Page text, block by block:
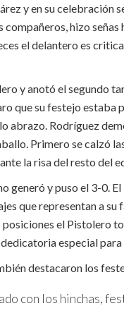
y en su celebración
hizo señas
el delantero es
y anotó el segundo
que su festejo estaba
abrazo. Rodríguez
Primero se calzó
la risa del resto del
generó y puso el 3-0.
que representan a su
el Pistolero
especial para
destacaron los
con los hinchas,